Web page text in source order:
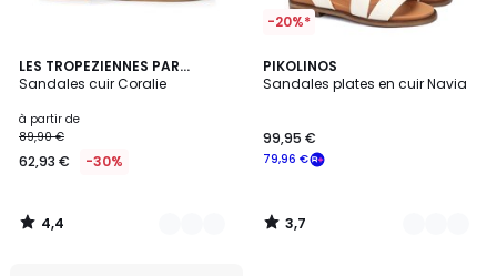
LES TROPEZIENNES PAR
M.BELARBI
Sandales cuir Coralie
à partir de
89,90 €
62,93 € -30%
4,4
/ 5
7
Couleurs
4,4
/
-20%*
PIKOLINOS
Sandales plates en cuir Navia
79,96 €
99,95 €
3,7
/ 5
3
Couleurs
3,7
/